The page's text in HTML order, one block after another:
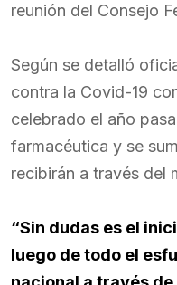
reunión del Consejo
Según se detalló
contra la Covid-19
celebrado el año
farmacéutica y se
recibirán a través del
“Sin dudas es el
luego de todo el